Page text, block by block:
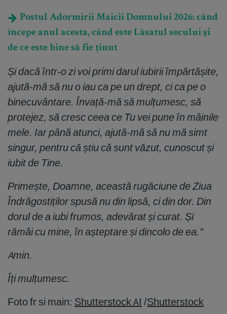
Postul Adormirii Maicii Domnului 2026: când
începe anul acesta, când este Lăsatul secului și
de ce este bine să fie ținut
Și dacă într-o zi voi primi darul iubirii împărtășite,
ajută-mă să nu o iau ca pe un drept, ci ca pe o
binecuvântare. Învață-mă să mulțumesc, să
protejez, să cresc ceea ce Tu vei pune în mâinile
mele. Iar până atunci, ajută-mă să nu mă simt
singur, pentru că știu că sunt văzut, cunoscut și
iubit de Tine.
Primește, Doamne, această rugăciune de Ziua
Îndrăgostiților spusă nu din lipsă, ci din dor. Din
dorul de a iubi frumos, adevărat și curat. Și
rămâi cu mine, în așteptare și dincolo de ea.”
Amin.
Îți mulțumesc.
Foto fr si main: Shutterstock AI /Shutterstock